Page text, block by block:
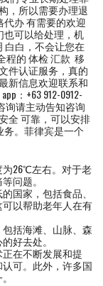
，所以需要办理退
办 有需要的欢迎
也可以给处理，机
白白，不会让您在
程的 体检 汇款 移
件认证服务，真的
新信息欢迎联系和
：+63 912-0912-
询请主动告知咨询
全 可靠，可以安排
务。菲律宾是一个
为26℃左右。对于老
问题。
国家，包括食品、
以帮助老年人在有
括海滩、山脉、森
好去处。
在不断发展和提
可。此外，许多国